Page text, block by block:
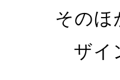
そのほ
ザイ